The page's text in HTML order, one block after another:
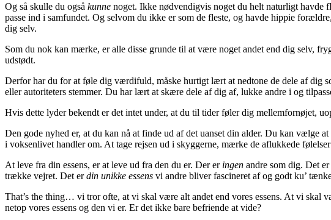
Og så skulle du også kunne noget. Ikke nødvendigvis noget du helt naturligt havde
passe ind i samfundet. Og selvom du ikke er som de fleste, og havde hippie
dig selv.
Som du nok kan mærke, er alle disse grunde til at være noget andet end dig selv,
udstødt.
Derfor har du for at føle dig værdifuld, måske hurtigt lært at nedtone de dele af dig
eller autoriteters stemmer. Du har lært at skære dele af dig af, lukke andre i og
Hvis dette lyder bekendt er det intet under, at du til tider føler dig mellemfornøjet,
Den gode nyhed er, at du kan nå at finde ud af det uanset din alder. Du kan vælge
i voksenlivet handler om. At tage rejsen ud i skyggerne, mærke de aflukkede
At leve fra din essens, er at leve ud fra den du er. Der er ingen andre som dig. Det
trække vejret. Det erdin unikke essens vi andre bliver fascineret af og godt ku’
That’s the thing… vi tror ofte, at vi skal være alt andet end vores essens. At vi skal
netop vores essens og den vi er. Er det ikke bare befriende at vide?